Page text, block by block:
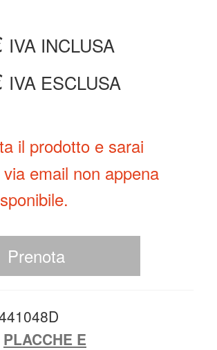
IVA INCLUSA
IVA ESCLUSA
il prodotto e sarai
email non appena
Prenota
PLACCHE E